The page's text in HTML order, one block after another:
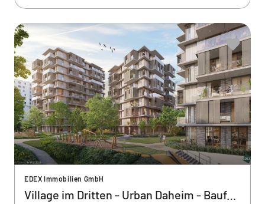
EDEX Immobilien GmbH
Village im Dritten - Urban Daheim - Baufeld 13